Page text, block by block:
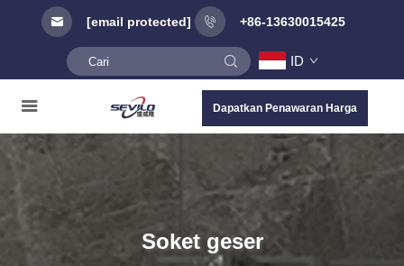
[email protected] +86-13630015425
ID
Dapatkan Penawaran Harga
Soket geser